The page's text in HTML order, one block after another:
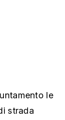
le
strada